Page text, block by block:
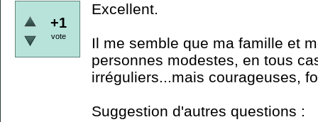
+1
vote
Excellent.
Il me semble que ma famille et
personnes modestes, en tous
irréguliers...mais courageuses,
Suggestion d'autres questions :